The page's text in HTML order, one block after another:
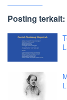
Posting terkait: